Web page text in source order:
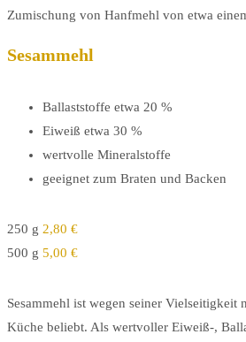
Zumischung von Hanfmehl von etwa
Sesammehl
Ballaststoffe etwa 20 %
Eiweiß etwa 30 %
wertvolle Mineralstoffe
geeignet zum Braten und Backen
250 g 2,80 €
500 g 5,00 €
Sesammehl ist wegen seiner Vielseitigkeit
Küche beliebt. Als wertvoller Eiweiß-,